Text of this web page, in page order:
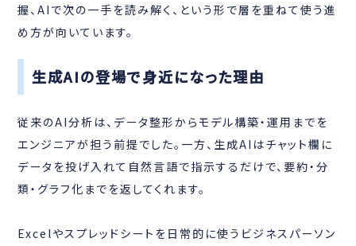
握、AIで次の一手を読み解く、という形で層を重ねて使う進
め方が向いています。
生成AIの登場で身近になった理由
従来のAI分析は、データ整形からモデル構築・運用までを
エンジニアが担う前提でした。一方、生成AIはチャット欄に
データを投げ入れて自然言語で指示するだけで、要約・分
類・グラフ化までを返してくれます。
Excelやスプレッドシートを日常的に使うビジネスパーソン